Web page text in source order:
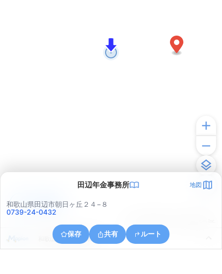
田辺年金事務所 地図
和歌山県田辺市朝日ヶ丘２４−８
0739-24-0432
保存 共有 ルート
和歌山県田辺市宝来町
アプリで見る